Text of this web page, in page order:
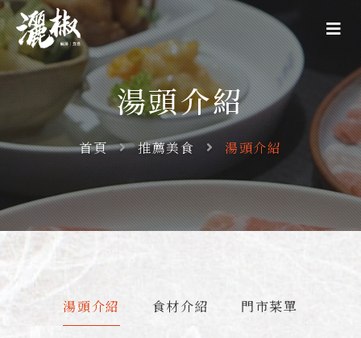
湯頭介紹
首頁 推薦美食 湯頭介紹
湯頭介紹 食材介紹 門市菜單